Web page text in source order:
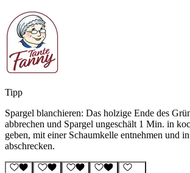
Tipp
Spargel blanchieren: Das holzige Ende des
abbrechen und Spargel ungeschält 1 Min. in
geben, mit einer Schaumkelle entnehmen und
abschrecken.